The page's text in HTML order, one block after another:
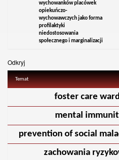
wychowanków placówek
opiekuńczo-
wychowawczych jako forma
profilaktyki
niedostosowania
społecznego i marginalizacji
Odkryj
Temat
foster care
mental
prevention of social
zachowania